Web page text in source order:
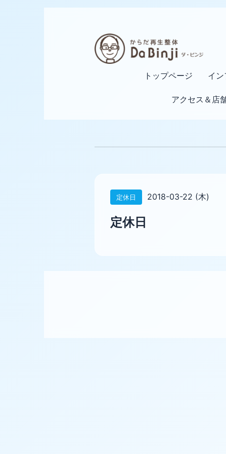
トップページ イ
アクセス＆店
定休日 2018-03-22 (木)
定休日